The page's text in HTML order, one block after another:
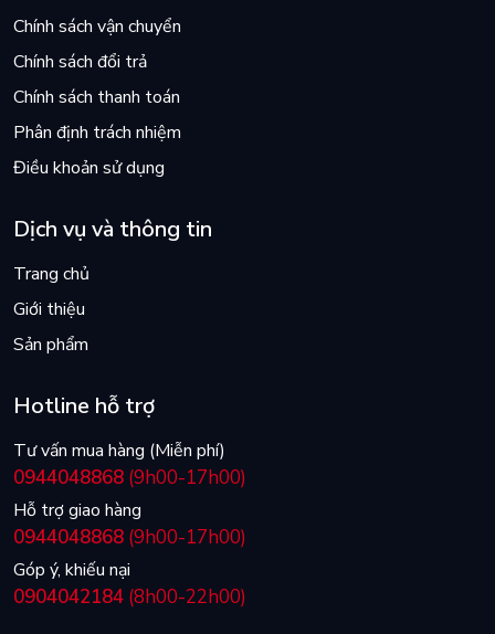
Chính sách vận chuyển
Chính sách đổi trả
Chính sách thanh toán
Phân định trách nhiệm
Điều khoản sử dụng
Dịch vụ và thông tin
Trang chủ
Giới thiệu
Sản phẩm
Hotline hỗ trợ
Tư vấn mua hàng (Miễn phí)
0944048868 (9h00-17h00)
Hỗ trợ giao hàng
0944048868 (9h00-17h00)
Góp ý, khiếu nại
0904042184 (8h00-22h00)